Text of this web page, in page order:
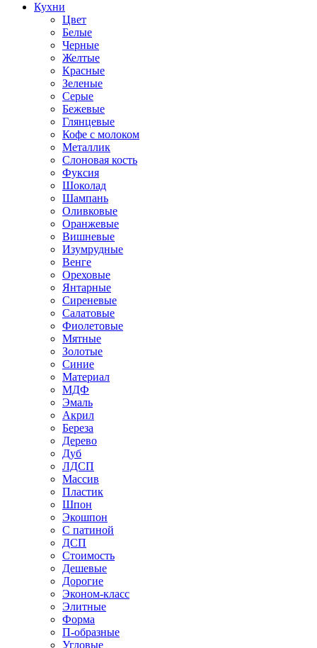
Кухни
Цвет
Белые
Черные
Желтые
Красные
Зеленые
Серые
Бежевые
Глянцевые
Кофе с молоком
Металлик
Слоновая кость
Фуксия
Шоколад
Шампань
Оливковые
Оранжевые
Вишневые
Изумрудные
Венге
Ореховые
Янтарные
Сиреневые
Салатовые
Фиолетовые
Мятные
Золотые
Синие
Материал
МДФ
Эмаль
Акрил
Береза
Дерево
Дуб
ЛДСП
Массив
Пластик
Шпон
Экошпон
С патиной
ДСП
Стоимость
Дешевые
Дорогие
Эконом-класс
Элитные
Форма
П-образные
Угловые